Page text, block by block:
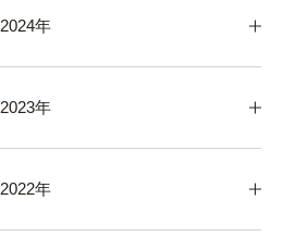
2024年
2023年
2022年